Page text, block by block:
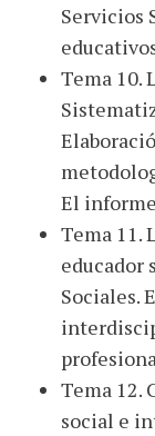
Servicios
Tema 10.
El
Tema 11.
educador
Sociales.
Tema 12.
social e